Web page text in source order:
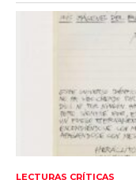
LECTURAS CRÍTICAS